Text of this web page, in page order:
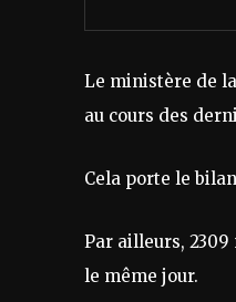
Le ministère de
au cours des
Cela porte le
Par ailleurs,
le même jour.